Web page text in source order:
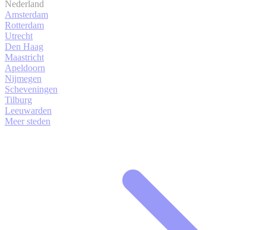
Nederland
Amsterdam
Rotterdam
Utrecht
Den Haag
Maastricht
Apeldoorn
Nijmegen
Scheveningen
Tilburg
Leeuwarden
Meer steden